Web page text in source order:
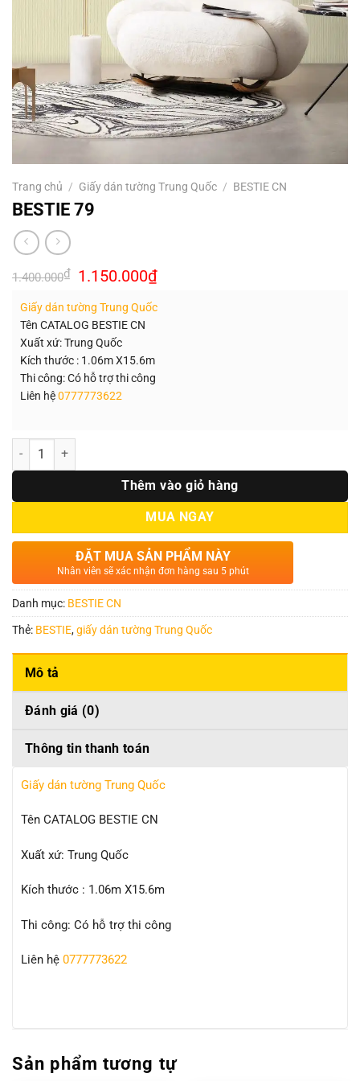
Trang chủ / Giấy dán tường Trung Quốc / BESTIE CN
BESTIE 79
1.400.000₫ Giá
gốc
1.400.000₫.
1.150.000₫Giá
hiện
là:
Giấy dán tường Trung Quốc
Tên CATALOG BESTIE CN
Xuất xứ: Trung Quốc
Kích thước : 1.06m X15.6m
Thi công: Có hỗ trợ thi công
Liên hệ0777773622
Số lượng
Thêm vào giỏ hàng
MUA NGAY
ĐẶT MUA SẢN PHẨM NÀY
Nhân viên sẽ xác nhận đơn hàng sau 5 phút
Danh mục: BESTIE CN
Thẻ: BESTIE,giấy dán tường Trung Quốc
Mô tả
Đánh giá (0)
Thông tin thanh toán
Giấy dán tường Trung Quốc
Tên CATALOG BESTIE CN
Xuất xứ: Trung Quốc
Kích thước : 1.06m X15.6m
Thi công: Có hỗ trợ thi công
Liên hệ 0777773622
Sản phẩm tương tự